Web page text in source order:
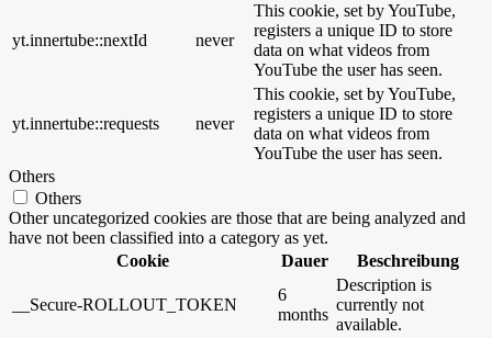
yt.innertube::nextId never
This cookie, set by YouTube,
registers a unique ID to store
data on what videos from
YouTube the user has seen.
yt.innertube::requests never
This cookie, set by YouTube,
registers a unique ID to store
data on what videos from
YouTube the user has seen.
Others
Others
Other uncategorized cookies are those that are being analyzed and
have not been classified into a category as yet.
Cookie
Dauer Beschreibung
__Secure-ROLLOUT_TOKEN
6
months
Description is
currently not
available.